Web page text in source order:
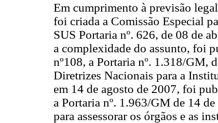
Em cumprimento à previsão
foi criada a Comissão Especial
SUS Portaria nº. 626, de 08 de
a complexidade do assunto, foi
nº108, a Portaria nº. 1.318/GM,
Diretrizes Nacionais para a
em 14 de agosto de 2007, foi
a Portaria nº. 1.963/GM de 14
para assessorar os órgãos e as